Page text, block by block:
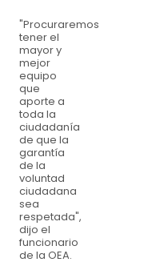
"Procuraremos
tener el
mayor y
mejor
equipo
que
aporte a
toda la
ciudadanía
de que la
garantía
de la
voluntad
ciudadana
sea
respetada",
dijo el
funcionario
de la OEA.